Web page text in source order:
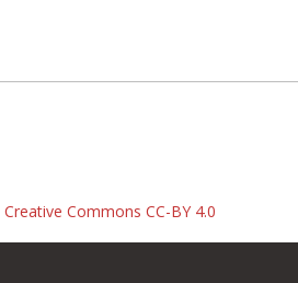
Creative Commons CC-BY 4.0